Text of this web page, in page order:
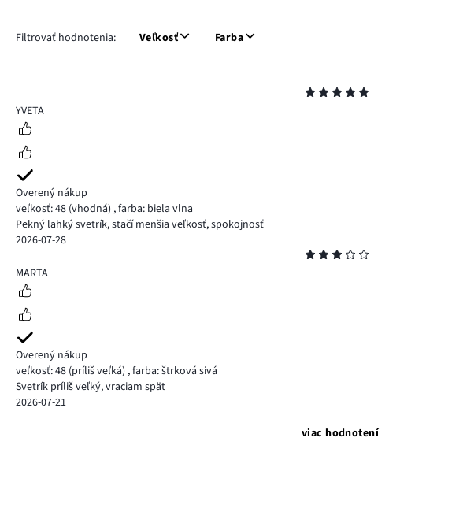
Filtrovať hodnotenia: Veľkosť Farba
5
YVETA
Overený nákup
veľkosť: 48 (vhodná) ,farba: biela vlna
Pekný ľahký svetrík, stačí menšia veľkosť, spokojnosť
2026-07-28
3
MARTA
Overený nákup
veľkosť: 48 (príliš veľká) ,farba: štrková sivá
Svetrík príliš veľký, vraciam spät
2026-07-21
viac hodnotení